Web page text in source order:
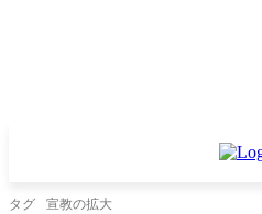
タグ 宣教の拡大